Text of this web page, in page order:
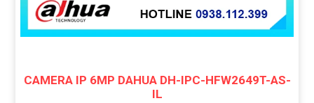
CAMERA IP 6MP DAHUA DH-IPC-HFW2649T-AS-
IL